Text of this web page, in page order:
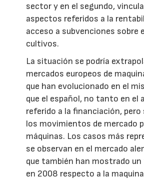
sector y en el segundo,
aspectos referidos a la
acceso a subvenciones sobre
cultivos.
La situación se podría
mercados europeos de
que han evolucionado en el
que el español, no tanto en el
referido a la financiación, pero
los movimientos de mercado
máquinas. Los casos más
se observan en el mercado
que también han mostrado
en 2008 respecto a la